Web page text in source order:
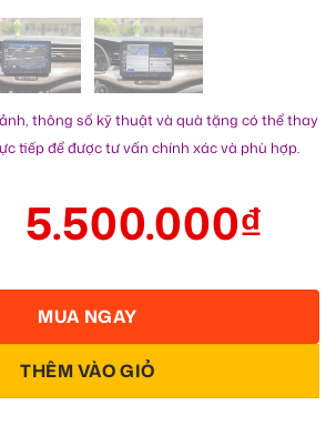
thông số kỹ thuật và quà tặng có thể thay
tiếp để được tư vấn chính xác và phù hợp.
5.500.000₫
THÊM VÀO GIỎ
MUA NGAY